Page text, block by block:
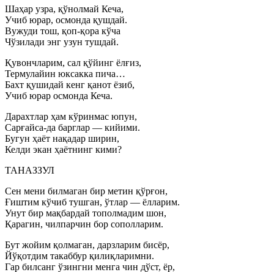
Шаҳар узра, қўнолмай Кеча,
Учиб юрар, осмонда қушдай.
Вужуди тош, қоп-қора кўча
Чўзилади энг узун тушдай.
Қувончларим, сал қўйинг ёлғиз,
Термулайин юксакка пича…
Бахт қушидай кенг қанот ёзиб,
Учиб юрар осмонда Кеча.
Дарахтлар ҳам кўринмас юпун,
Сарғайса-да барглар — кийими.
Бугун ҳаёт нақадар ширин,
Келди экан ҳаётнинг кими?
ТАНАЗЗУЛ
Сен мени билмаган бир метин қўрғон,
Ғиштим кўчиб тушган, ўтлар — ёлларим.
Унут бир мақбардай тополмадим шон,
Қарагин, чилпарчин бор сополларим.
Бут жойим қолмаган, дарзларим бисёр,
Йўқотдим такаббур қилиқларимни.
Гар билсанг ўзингни менга чин дўст, ёр,